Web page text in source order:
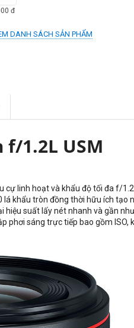
đ
DANH SÁCH SẢN PHẨM
f/1.2L USM
cự linh hoạt và khẩu độ tối đa f/
khẩu tròn đồng thời hữu ích
suất lấy nét nhanh và gần
sáng trực tiếp bao gồm ISO,